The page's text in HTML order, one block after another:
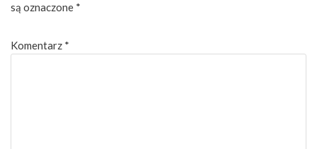
są oznaczone *
Komentarz *